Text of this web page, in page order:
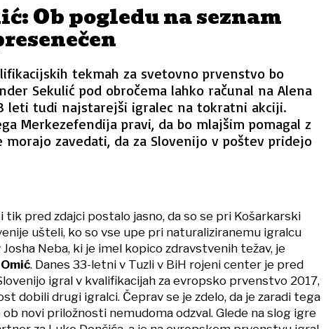
Ob pogledu na seznam
tekmah za svetovno prvenstvo bo
Sekulić pod obročema lahko računal na Alena
leti tudi najstarejši igralec na tokratni akciji.
Merkezefendija pravi, da bo mlajšim pomagal z
morajo zavedati, da za Slovenijo v poštev pridejo
tik pred zdajci postalo jasno, da so se pri Košarkarski
ušteli, ko so vse upe pri naturaliziranemu igralcu
Josha Neba, ki je imel kopico zdravstvenih težav, je
. Danes 33-letni v Tuzli v BiH rojeni center je pred
igral v kvalifikacijah za evropsko prvenstvo 2017,
dobili drugi igralci. Čeprav se je zdelo, da je zaradi tega
ob novi priložnosti nemudoma odzval. Glede na slog igre